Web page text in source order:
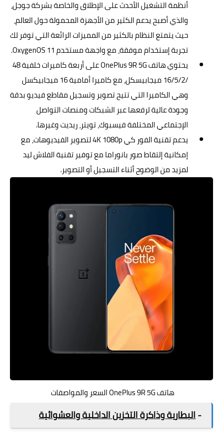
أنظمة التشغيل الأحدث على الإطلاق والخاصة بشركة جوجل،
والذي أصبح يدعم الكثير من الأجهزة المحمولة حول العالم،
حيث يتمتع النظام بالكثير من المميزات الرائعة التي توفر لك
تجربة إستخدام موفقة، مع واجهة مستخدم OxygenOS 11.
يحتوي هاتف OnePlus 9R 5G على أربعة كاميرات خلفية 48
/16/5/2 ميجابيسكل، مع كاميرا أمامية 16 ميجابيكسل
وهي الكاميرا التي تتيح تصوير وتسجيل مقاطع فيديو بدقة
وجودة عالية لرفعها عبر الشبكات ومنصات التواصل
الإجتماعي المختلفة فيسبوك، تويتر، ريديت وغيرها.
يدعم تقنية الفور كي 4K 1080p لتصوير الفيديوهات، مع
إمكانية إلتقاط صور بانوراما مع توفير تقنية الفلاش ليد
لمزيد من الوضوح أثناء التسجيل أو التصوير.
هاتف OnePlus 9R 5G السعر والمواصفات
-البطارية وذاكرة التخزين الداخلية والعشوائية